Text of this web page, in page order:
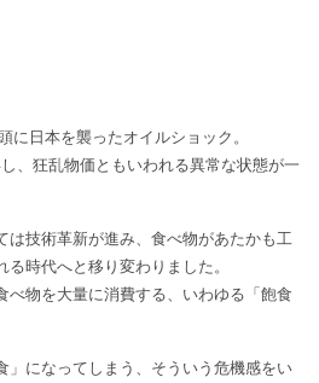
日本を襲ったオイルショック。
、狂乱物価ともいわれる異常な状態が一
は技術革新が進み、食べ物があたかも工
時代へと移り変わりました。
べ物を大量に消費する、いわゆる「飽食
」になってしまう、そういう危機感をい